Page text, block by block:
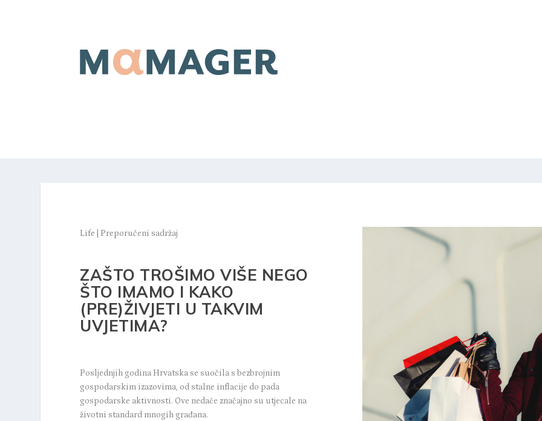
Life Preporučeni sadržaj
ZAŠTO TROŠIMO VIŠE NEGO
ŠTO IMAMO I KAKO
(PRE)ŽIVJETI U TAKVIM
UVJETIMA?
Posljednjih godina Hrvatska se suočila s bezbrojnim
gospodarskim izazovima, od stalne inflacije do pada
gospodarske aktivnosti. Ove nedaće značajno su utjecale na
životni standard mnogih građana.